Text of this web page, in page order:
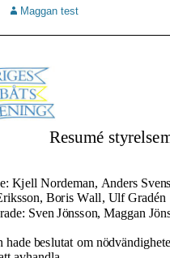
Författare
Maggan test